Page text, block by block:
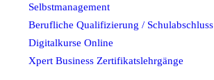
Selbstmanagement
Berufliche Qualifizierung / Schulabschluss
Digitalkurse Online
Xpert Business Zertifikatslehrgänge